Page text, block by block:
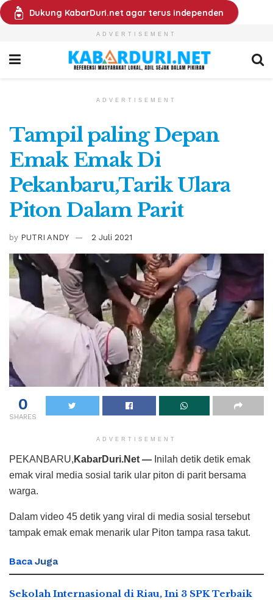
Dukung KabarDuri.net agar terus independen
ADVERTISEMENT
ADVERTISEMENT
Tampil paling Depan
Emak Emak Di
Pekanbaru,Tarik Ulara
Piton Dalam Parit
by PUTRI ANDY 2 Juli 2021
0
SHARES
ADVERTISEMENT
PEKANBARU, KabarDuri.Net — Inilah detik detik emak
emak viral media sosial tarik ular piton di parit bersama
warga.
Dalam video 45 detik yang viral di media sosial tersebut
tampak emak emak menarik ular Piton tampa rasa takut.
Baca Juga
Sekolah Internasional di Riau, Ini 3 SPK Terbaik